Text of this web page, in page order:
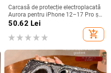
Carcasă de protecție electroplacată
Aurora pentru iPhone 12–17 Pro și
Pro Max, acoperire completă, anti-
50.62 Lei
add_shopping_cart